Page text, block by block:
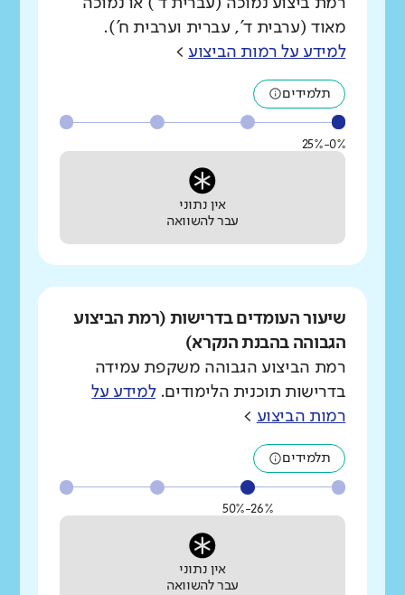
מאוד (ערבית ד', עברית וערבית ח').
למידע על רמות הביצוע >
תלמידים
0%-25%
אין נתוני
עבר להשוואה
שיעור העומדים בדרישות (רמת הביצוע
הגבוהה בהבנת הנקרא)
רמת הביצוע הגבוהה משקפת עמידה
בדרישות תוכנית הלימודים.למידע על
רמות הביצוע >
תלמידים
26%-50%
אין נתוני
עבר להשוואה